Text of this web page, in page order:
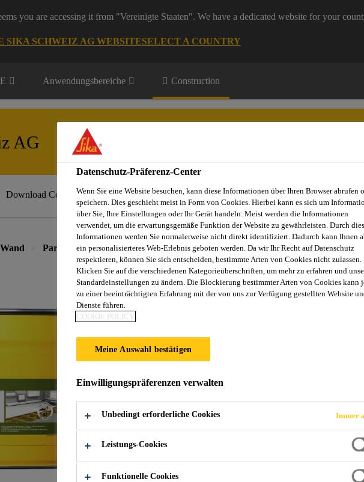
you are accessing it from "Vereinigte Staaten". We have a dedicated website for your
SIKA SCHWEIZ AG WEBSITESELECT A COUNTRY
Anwendungsbereiche Construction
AG
Download Center Projekte Dienstleistungen Referenzobjekte Sika Apps
Parkett- und Bodenbelagswerkstoffe Parkettklebstoffe SikaBond®-54
SikaBond®-54
Elastischer Parkettklebstoff
1-komponentiger, wasser- und lösemittelfreier,
Elastischer Klebstoff gemäss ISO 17178
Datenschutz-Präferenz-Center
Wenn Sie eine Website besuchen, kann diese Informationen über Ihren Browser abrufen
speichern. Dies geschieht meist in Form von Cookies. Hierbei kann es sich um
über Sie, Ihre Einstellungen oder Ihr Gerät handeln. Meist werden die Informationen
verwendet, um die erwartungsgemäße Funktion der Website zu gewährleisten. Durch
Informationen werden Sie normalerweise nicht direkt identifiziert. Dadurch kann Ihnen
ein personalisierteres Web-Erlebnis geboten werden. Da wir Ihr Recht auf Datenschutz
respektieren, können Sie sich entscheiden, bestimmte Arten von Cookies nicht zulassen.
Klicken Sie auf die verschiedenen Kategorieüberschriften, um mehr zu erfahren und
Standardeinstellungen zu ändern. Die Blockierung bestimmter Arten von Cookies kann
zu einer beeinträchtigten Erfahrung mit der von uns zur Verfügung gestellten Website
Dienste führen.
COOKIE POLICY
Meine Auswahl bestätigen
Einwilligungspräferenzen verwalten
Unbedingt erforderliche Cookies Immer
Leistungs-Cookies
Funktionelle Cookies